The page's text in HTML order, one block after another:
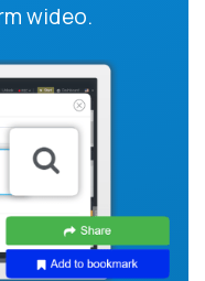
wideo.